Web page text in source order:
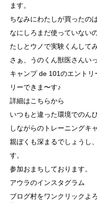
ます。
ちなみにわたしが買ったの
なにしろまだ使っていない
たしとウノで実験くんしてみ
さぁ、うのくん獣医さんい
キャンプ de 101のエント
リーできま〜す♪
詳細はこちらから
いつもと違った環境でのん
しながらのトレーニングキ
親ぼくも深まるでしょうし
す。
参加おまちしております。
アウラのインスタグラム
ブログ村をワンクリックよ